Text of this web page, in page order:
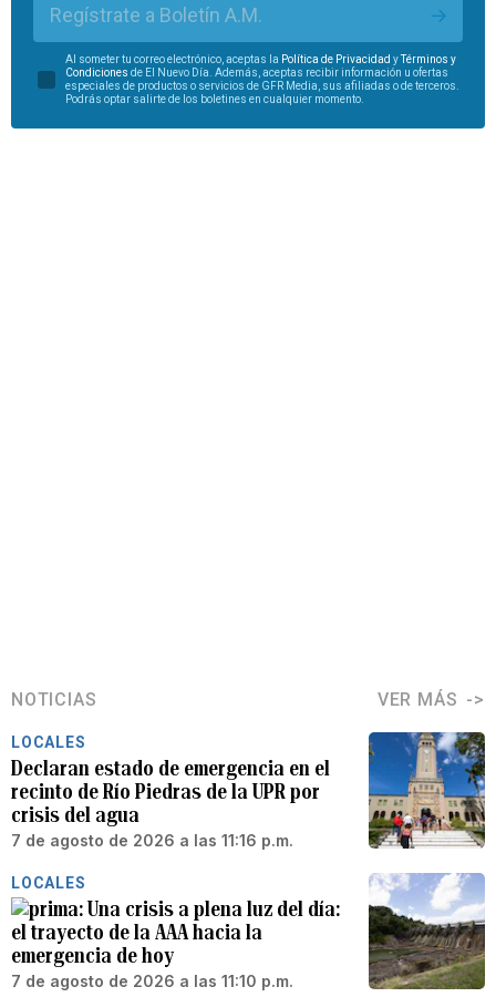
Regístrate a Boletín A.M.
Al someter tu correo electrónico, aceptas la Política de Privacidad y
Términos y
Condiciones de El Nuevo Día. Además, aceptas recibir información u ofertas
especiales de productos o servicios de GFR Media, sus afiliadas o de terceros.
Podrás optar salirte de los boletines en cualquier momento.
NOTICIAS VER MÁS
LOCALES
Declaran estado de emergencia en el
recinto de Río Piedras de la UPR por
crisis del agua
7 de agosto de 2026 a las 11:16 p.m.
LOCALES
Una crisis a plena luz del día:
el trayecto de la AAA hacia la
emergencia de hoy
7 de agosto de 2026 a las 11:10 p.m.